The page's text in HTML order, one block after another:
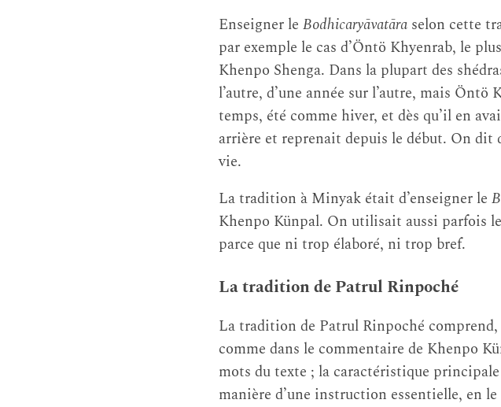
Enseigner le Bodhicaryāvatāra selon cette
par exemple le cas d’Öntö Khyenrab, le
Khenpo Shenga. Dans la plupart des
l’autre, d’une année sur l’autre, mais
temps, été comme hiver, et dès qu’il en
arrière et reprenait depuis le début. On dit
vie.
La tradition à Minyak était d’enseigner le
Khenpo Künpal. On utilisait aussi parfois
parce que ni trop élaboré, ni trop bref.
La tradition de Patrul Rinpoché
La tradition de Patrul Rinpoché
comme dans le commentaire de Khenpo
mots du texte ; la caractéristique
manière d’une instruction essentielle, en